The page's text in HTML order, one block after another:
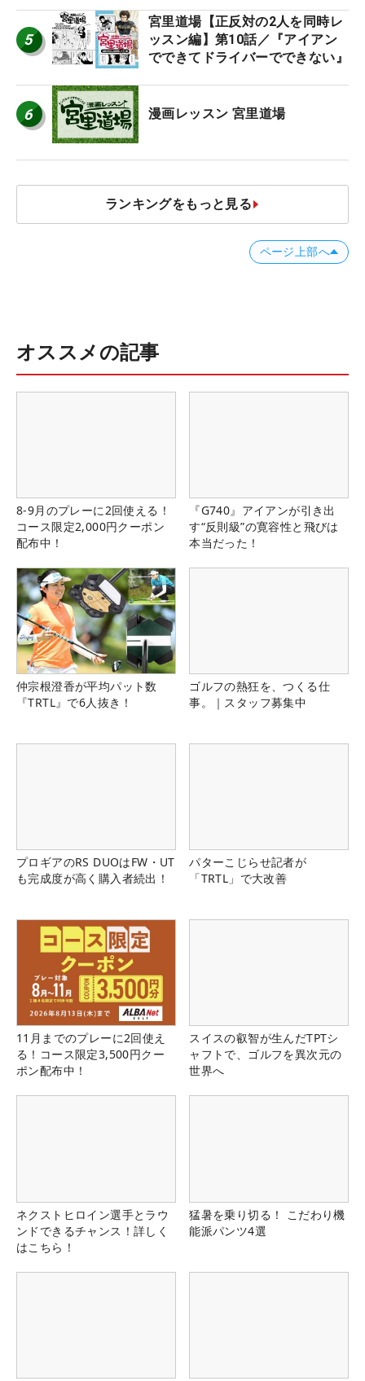
5
宮里道場【正反対の2人を同時レ
ッスン編】第10話／『アイアン
でできてドライバーでできない』
6 漫画レッスン 宮里道場
ランキングをもっと見る
ページ上部へ
オススメの記事
8-9月のプレーに2回使える！
コース限定2,000円クーポン
配布中！
『G740』アイアンが引き出
す“反則級”の寛容性と飛びは
本当だった！
仲宗根澄香が平均パット数
『TRTL』で6人抜き！
ゴルフの熱狂を、つくる仕
事。｜スタッフ募集中
プロギアのRS DUOはFW・UT
も完成度が高く購入者続出！
パターこじらせ記者が
「TRTL」で大改善
11月までのプレーに2回使え
る！コース限定3,500円クー
ポン配布中！
スイスの叡智が生んだTPTシ
ャフトで、ゴルフを異次元の
世界へ
ネクストヒロイン選手とラウ
ンドできるチャンス！詳しく
はこちら！
猛暑を乗り切る！ こだわり機
能派パンツ4選